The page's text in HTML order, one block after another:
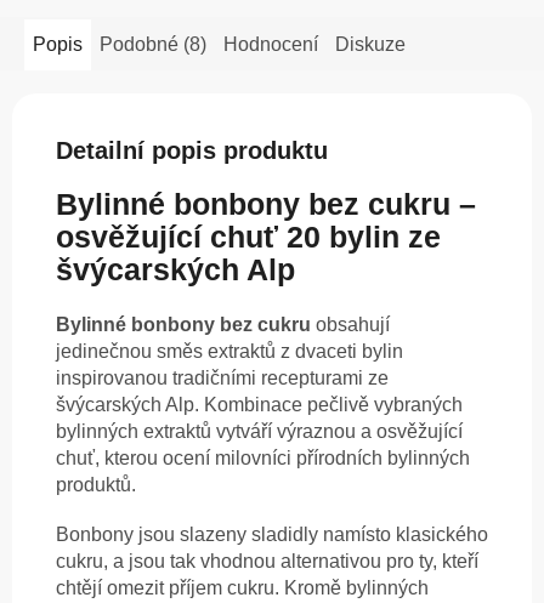
Popis Podobné (8) Hodnocení Diskuze
Detailní popis produktu
Bylinné bonbony bez cukru –
osvěžující chuť 20 bylin ze
švýcarských Alp
Bylinné bonbony bez cukru obsahují
jedinečnou směs extraktů z dvaceti bylin
inspirovanou tradičními recepturami ze
švýcarských Alp. Kombinace pečlivě vybraných
bylinných extraktů vytváří výraznou a osvěžující
chuť, kterou ocení milovníci přírodních bylinných
produktů.
Bonbony jsou slazeny sladidly namísto klasického
cukru, a jsou tak vhodnou alternativou pro ty, kteří
chtějí omezit příjem cukru. Kromě bylinných